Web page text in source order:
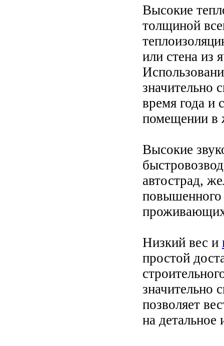
Высокие
толщиной
или стена из
значительно
время года и
помещении в
Высокие
автострад,
повышенного
Низкий вес и
простой
значительно
позволяет
на детальное